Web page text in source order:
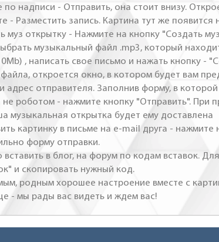
надписи - Отправить, она стоит внизу.
- Разместить запись. Картина тут же появится
муз открытку - Нажмите на кнопку "Создать
музыкальный файл .mp3, который
, написать свое письмо и нажать кнопку -
файла, откроется окно, в котором будет вам
адрес отправителя. Заполнив форму, в
не роботом - нажмите кнопку "Отправить". При
музыкальная открытка будет ему доставлена
картинку в письме на e-mail друга - нажмите
форму отправки.
вставить в блог, на форум по кодам вставок.
и скопировать нужный код.
родным хорошее настроение вместе с
- мы рады вас видеть и ждем вас!